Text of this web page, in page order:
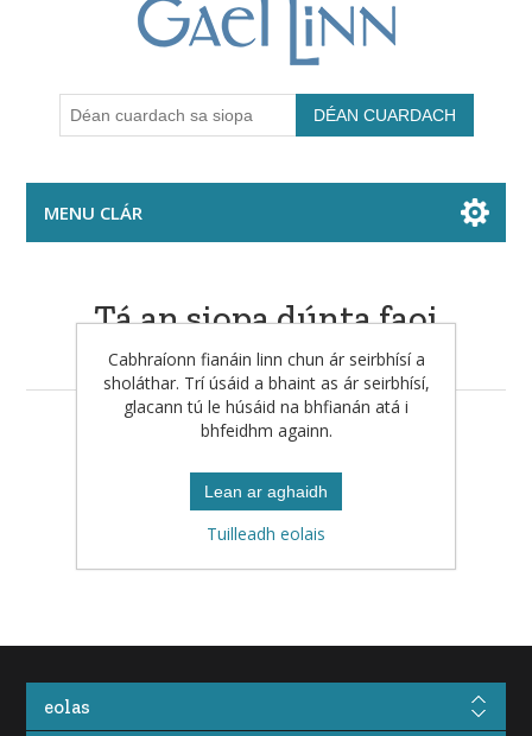
MENU CLÁR
Tá an siopa dúnta faoi
láthair
Seiceáil arís ar ball le do thoil.
eolas
Cabhraíonn fianáin linn chun ár seirbhísí a
sholáthar. Trí úsáid a bhaint as ár seirbhísí,
glacann tú le húsáid na bhfianán atá i
bhfeidhm againn.
Lean ar aghaidh
Tuilleadh eolais